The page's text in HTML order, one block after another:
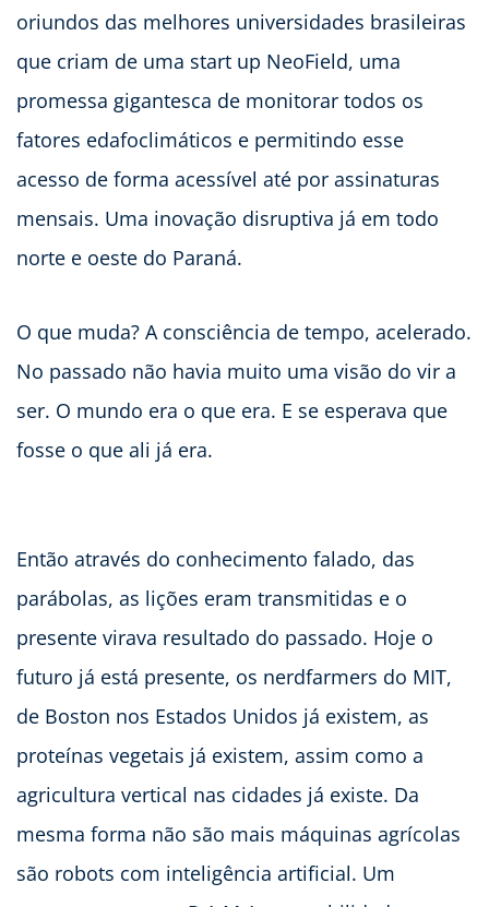
oriundos das melhores universidades brasileiras
que criam de uma start up NeoField, uma
promessa gigantesca de monitorar todos os
fatores edafoclimáticos e permitindo esse
acesso de forma acessível até por assinaturas
mensais. Uma inovação disruptiva já em todo
norte e oeste do Paraná.
O que muda? A consciência de tempo, acelerado.
No passado não havia muito uma visão do vir a
ser. O mundo era o que era. E se esperava que
fosse o que ali já era.
Então através do conhecimento falado, das
parábolas, as lições eram transmitidas e o
presente virava resultado do passado. Hoje o
futuro já está presente, os nerdfarmers do MIT,
de Boston nos Estados Unidos já existem, as
proteínas vegetais já existem, assim como a
agricultura vertical nas cidades já existe. Da
mesma forma não são mais máquinas agrícolas
são robots com inteligência artificial. Um